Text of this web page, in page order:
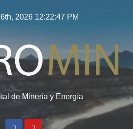
2026 12:22:48 PM
de Minería y Energía